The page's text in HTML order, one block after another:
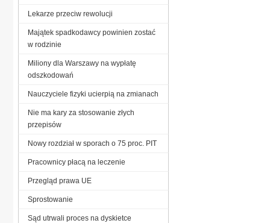
Lekarze przeciw rewolucji
Majątek spadkodawcy powinien zostać
w rodzinie
Miliony dla Warszawy na wypłatę
odszkodowań
Nauczyciele fizyki ucierpią na zmianach
Nie ma kary za stosowanie złych
przepisów
Nowy rozdział w sporach o 75 proc. PIT
Pracownicy płacą na leczenie
Przegląd prawa UE
Sprostowanie
Sąd utrwali proces na dyskietce